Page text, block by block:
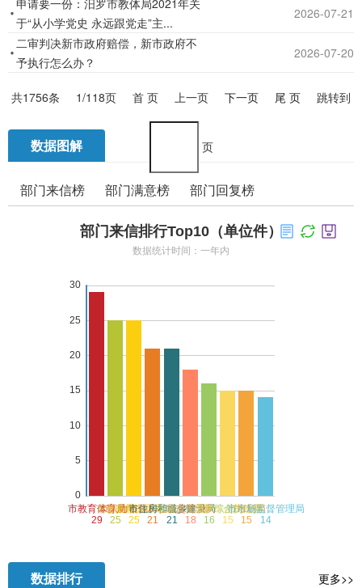
化
水
平，
高
效
率，
欢
展
申请要一份：汨罗市教体局2021年关
于“从小学党史 永远跟党走”主...
2026-07-21
二审判决新市政府赔偿，新市政府不
予执行怎么办？
2026-07-20
共1756条 1/118页 首 页 上一页 下一页 尾 页 跳转到
页
数据图解
部门来信榜 部门满意榜 部门回复榜
数据排行 更多>>